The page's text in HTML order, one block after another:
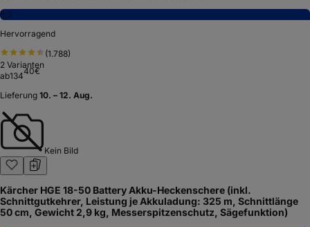
8,3
Hervorragend
(1.788)
2 Varianten
ab13440€
Lieferung 10. – 12. Aug.
Kein Bild
Kärcher HGE 18-50 Battery Akku-Heckenschere (inkl.
Schnittgutkehrer, Leistung je Akkuladung: 325 m, Schnittlänge
50 cm, Gewicht 2,9 kg, Messerspitzenschutz, Sägefunktion)